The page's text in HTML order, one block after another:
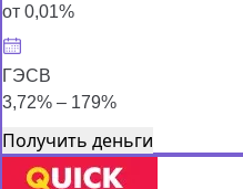
от 0,01%
ГЭСВ
3,72% – 179%
Получить деньги